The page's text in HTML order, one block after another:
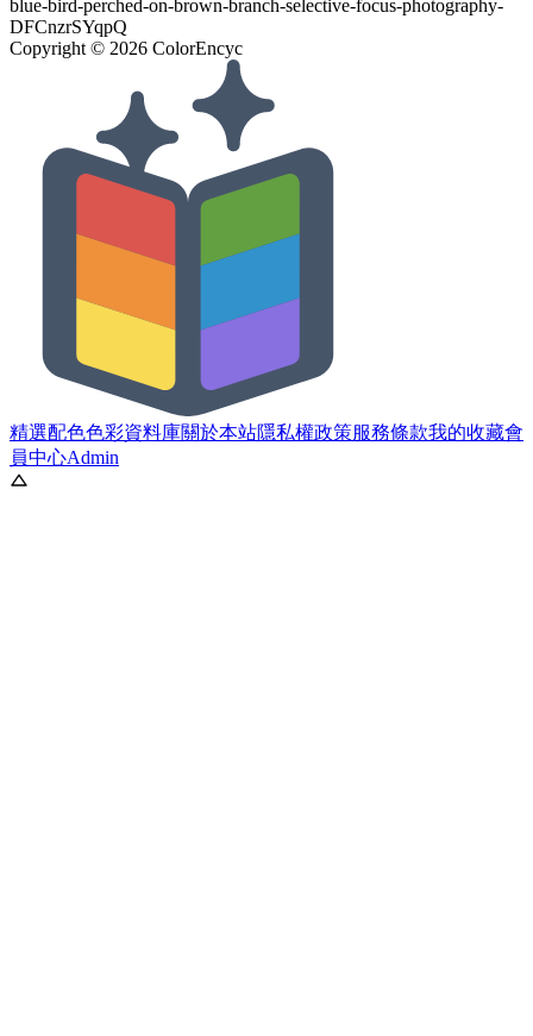
blue-bird-perched-on-brown-branch-selective-focus-photography-
DFCnzrSYqpQ
Copyright © 2026 ColorEncyc
精選配色色彩資料庫關於本站隱私權政策服務條款我的收藏會
員中心Admin